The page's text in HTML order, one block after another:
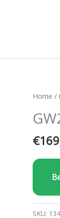
Home /
€
SKU: